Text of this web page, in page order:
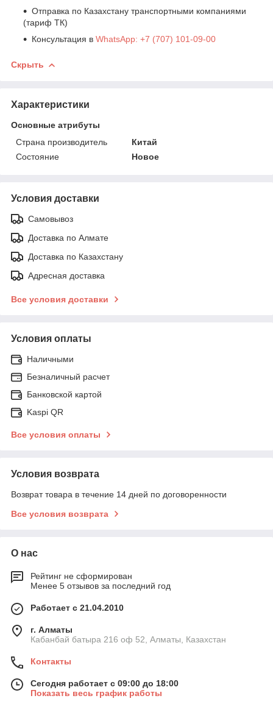
Отправка по Казахстану транспортными компаниями
(тариф ТК)
Консультация в WhatsApp: +7 (707) 101-09-00
Скрыть
Характеристики
Основные атрибуты
Страна производитель
Китай
Состояние
Новое
Условия доставки
Самовывоз
Доставка по Алмате
Доставка по Казахстану
Адресная доставка
Все условия доставки
Условия оплаты
Наличными
Безналичный расчет
Банковской картой
Kaspi QR
Все условия оплаты
Условия возврата
Возврат товара в течение 14 дней по договоренности
Все условия возврата
О нас
Рейтинг не сформирован
Менее 5 отзывов за последний год
Работает с 21.04.2010
г. Алматы
Кабанбай батыра 216 оф 52, Алматы, Казахстан
Контакты
Сегодня работает с 09:00 до 18:00
Показать весь график работы